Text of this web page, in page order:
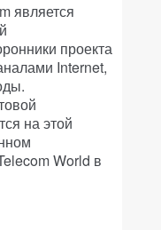
является
проекта
Internet,
на этой
World в